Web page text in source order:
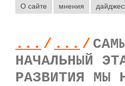
О сайте мнения
... / ... /
НАЧАЛЬНЫЙ
РАЗВИТИЯ МЫ